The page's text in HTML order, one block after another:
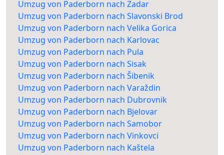
Umzug von Paderborn nach Zadar
Umzug von Paderborn nach Slavonski Brod
Umzug von Paderborn nach Velika Gorica
Umzug von Paderborn nach Karlovac
Umzug von Paderborn nach Pula
Umzug von Paderborn nach Sisak
Umzug von Paderborn nach Šibenik
Umzug von Paderborn nach Varaždin
Umzug von Paderborn nach Dubrovnik
Umzug von Paderborn nach Bjelovar
Umzug von Paderborn nach Samobor
Umzug von Paderborn nach Vinkovci
Umzug von Paderborn nach Kaštela